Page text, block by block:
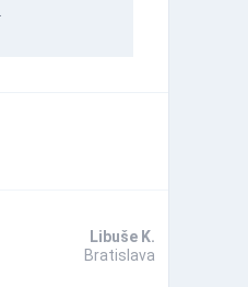
Libuše K.
Bratislava